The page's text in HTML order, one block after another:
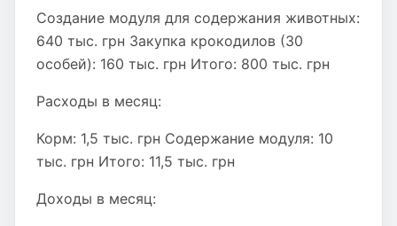
Создание модуля для содержания животных:
640 тыс. грн Закупка крокодилов (30
особей): 160 тыс. грн Итого: 800 тыс. грн
Расходы в месяц:
Корм: 1,5 тыс. грн Содержание модуля: 10
тыс. грн Итого: 11,5 тыс. грн
Доходы в месяц: